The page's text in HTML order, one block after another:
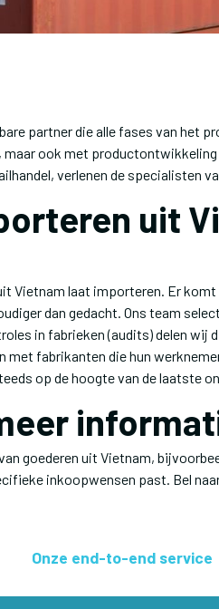
partner die alle fases van het
ook met
verlenen de specialisten
uit
Vietnam laat importeren. Er
dan gedacht. Ons team
in fabrieken (audits) delen wij
fabrikanten die hun
op de hoogte van de laatste
goederen uit Vietnam,
inkoopwensen past. Bel
Onze end-to-end service